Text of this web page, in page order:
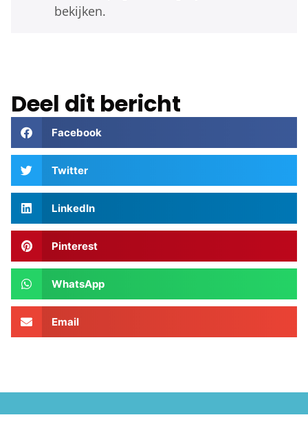
bekijken.
Deel dit bericht
Facebook
Twitter
LinkedIn
Pinterest
WhatsApp
Email